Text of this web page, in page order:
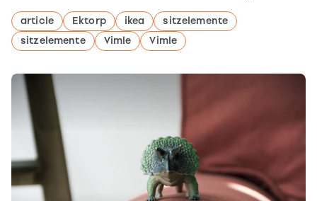
article Ektorp ikea
sitzelemente
sitzelemente
Vimle Vimle